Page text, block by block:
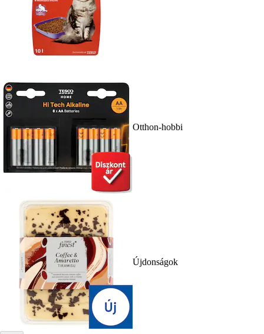
Otthon-hobbi
Újdonságok